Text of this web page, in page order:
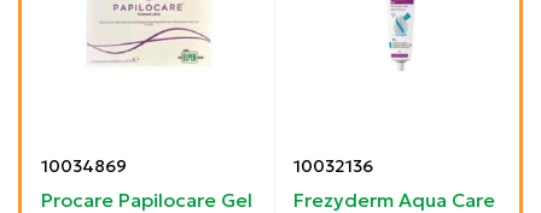
10034869
Procare Papilocare Gel
10032136
Frezyderm Aqua Care